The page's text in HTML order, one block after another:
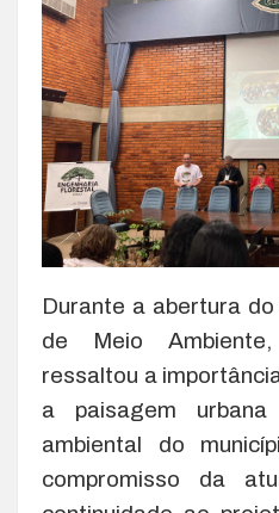
Durante a abertura
de Meio
ressaltou a
a paisagem
ambiental do
compromisso da